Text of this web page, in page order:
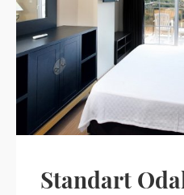
Standart